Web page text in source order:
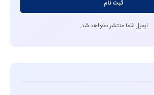
ثبت نام
ایمیل شما منتشر نخواهد شد.